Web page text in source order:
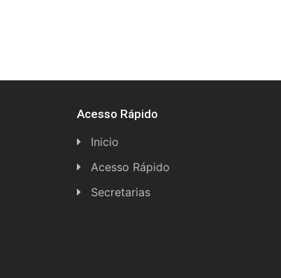
Acesso Rápido
Inicio
Acesso Rápido
Concursos
Secretarias